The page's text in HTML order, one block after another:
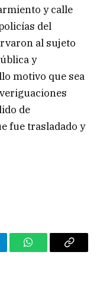
y calle
del
al sujeto
y
motivo que sea
de
fue trasladado y
WhatsAppCopy